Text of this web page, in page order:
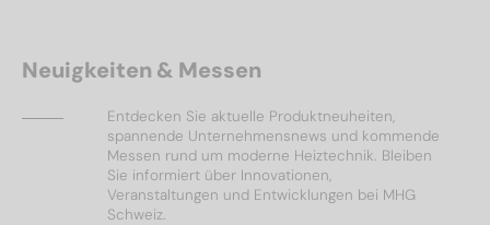
Neuigkeiten & Messen
Entdecken Sie aktuelle Produktneuheiten,
spannende Unternehmensnews und kommende
Messen rund um moderne Heiztechnik. Bleiben
Sie informiert über Innovationen,
Veranstaltungen und Entwicklungen bei MHG
Schweiz.